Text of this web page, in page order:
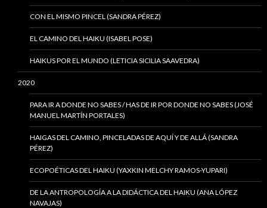
CON EL MISMO PINCEL (SANDRA PÉREZ)
EL CAMINO DEL HAIKU (ISABEL POSE)
HAIKUS POR EL MUNDO (LETICIA SICILIA SAAVEDRA)
2020
PARA IR A DONDE NO SABES / HAS DE IR POR DONDE NO SABES (JOSÉ
MANUEL MARTÍN PORTALES)
HAIGAS DEL CAMINO, PINCELADAS DE AQUÍ Y DE ALLÁ (SANDRA
PÉREZ)
ECOPOÉTICAS DEL HAIKU (YAXKIN MELCHY RAMOS-YUPARI)
DE LA ANTROPOLOGÍA A LA DIDÁCTICA DEL HAIKU (ANA LÓPEZ
NAVAJAS)